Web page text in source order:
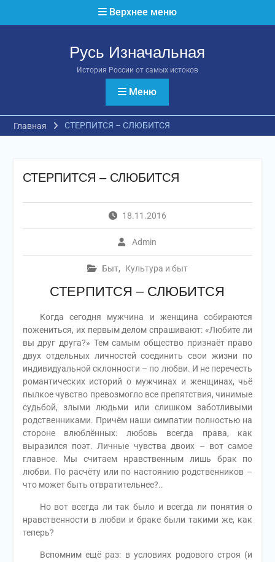
Верхнее меню
Русь Изначальная
История России от самых истоков
Меню
Главная СТЕРПИТСЯ – СЛЮБИТСЯ
СТЕРПИТСЯ – СЛЮБИТСЯ
18.11.2016
Admin
Быт, Культура и быт
СТЕРПИТСЯ – СЛЮБИТСЯ
Когда сегодня мужчина и женщина собираются
пожениться, их первым делом спрашивают: «Любите ли
вы друг друга?» Тем самым общество признаёт право
двух отдельных личностей соединить свои жизни по
индивидуальной склонности – по любви. И не перечесть
романтических историй о мужчинах и женщинах, чьё
пылкое чувство превозмогло все препятствия, чинимые
судьбой, злыми людьми или слишком заботливыми
родственниками. Причём наши симпатии полностью на
стороне влюблённых: любовь всегда права, как
выразился поэт. Личные чувства двоих – вот самое
главное. Мы считаем нравственным лишь брак по
любви. По расчёту или по настоянию родственников –
что может быть отвратительнее?..
Но вот всегда ли так было и всегда ли понятия о
нравственности в любви и браке были такими же, как
теперь?
Вспомним ещё раз: в условиях родового строя (и